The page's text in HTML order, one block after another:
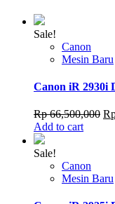
Sale!
Canon
Mesin Baru
Canon iR 2930i
Rp66,500,000
Add to cart
Sale!
Canon
Mesin Baru